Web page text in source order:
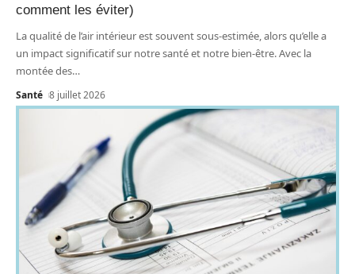
comment les éviter)
La qualité de l’air intérieur est souvent sous-estimée, alors qu’elle a
un impact significatif sur notre santé et notre bien-être. Avec la
montée des…
Santé 8 juillet 2026